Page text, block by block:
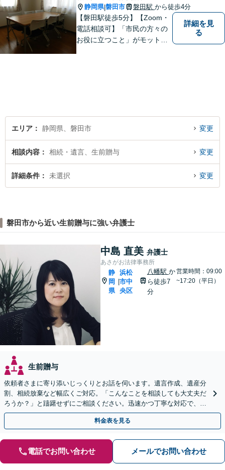
静岡県|磐田市 磐田駅 から徒歩4分
【磐田駅徒歩5分】【Zoom・
電話相談可】「市民の方々の
お役に立つこと」がモットー
詳細を見
る
エリア 静岡県、磐田市 変更
相談内容 相続・遺言、生前贈与 変更
詳細条件 未選択 変更
磐田市から近い生前贈与に強い弁護士
中島 直美 弁護士
あさがお法律事務所
静
岡
県
|
浜松
市中
央区
八幡駅 か
ら徒歩7
分
営業時間：09:00
~17:20（平日）
生前贈与
依頼者さまに寄り添いじっくりとお話を伺います。遺言作成、遺産分
割、相続放棄など幅広くご対応。「こんなことを相談しても大丈夫だ
ろうか？」と躊躇せずにご相談ください。迅速かつ丁寧な対応で、今
後の親族関係も考慮しながら進めます。
料金表を見る
電話でお問い合わせ メールでお問い合わせ